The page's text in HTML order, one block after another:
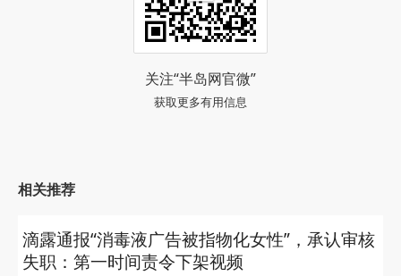
关注“半岛网官微”
获取更多有用信息
相关推荐
滴露通报“消毒液广告被指物化女性”，承认审核
失职：第一时间责令下架视频